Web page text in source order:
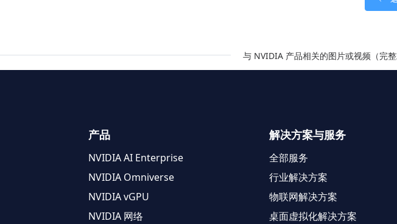
与 NVIDIA 产品相关的图片或视频（完
产品
NVIDIA AI Enterprise
NVIDIA Omniverse
NVIDIA vGPU
NVIDIA 网络
解决方案与服务
全部服务
行业解决方案
物联网解决方案
桌面虚拟化解决方案